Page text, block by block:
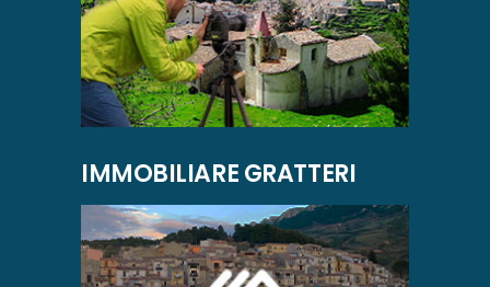
IMMOBILIARE GRATTERI